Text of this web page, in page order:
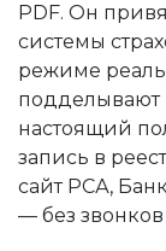
PDF. Он
системы
режиме
подделывают
настоящий
запись в
сайт РСА,
— без